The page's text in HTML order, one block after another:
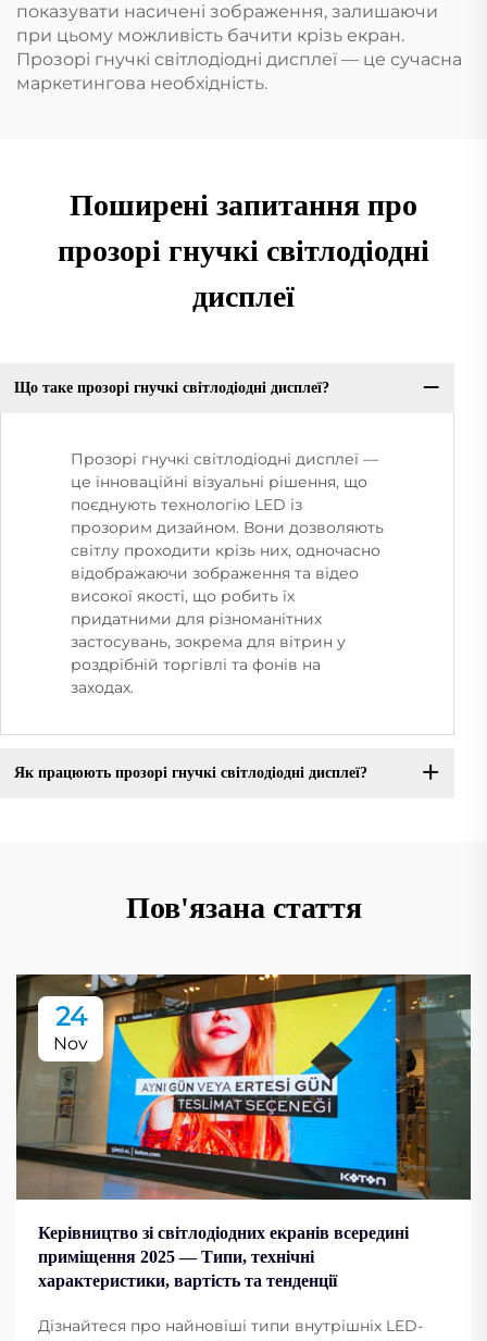
показувати насичені зображення, залишаючи
при цьому можливість бачити крізь екран.
Прозорі гнучкі світлодіодні дисплеї — це сучасна
маркетингова необхідність.
Поширені запитання про
прозорі гнучкі світлодіодні
дисплеї
Що таке прозорі гнучкі світлодіодні дисплеї?
Прозорі гнучкі світлодіодні дисплеї —
це інноваційні візуальні рішення, що
поєднують технологію LED із
прозорим дизайном. Вони дозволяють
світлу проходити крізь них, одночасно
відображаючи зображення та відео
високої якості, що робить їх
придатними для різноманітних
застосувань, зокрема для вітрин у
роздрібній торгівлі та фонів на
заходах.
Як працюють прозорі гнучкі світлодіодні дисплеї?
Пов'язана стаття
24
Nov
Керівництво зі світлодіодних екранів всередині
приміщення 2025 — Типи, технічні
характеристики, вартість та тенденції
Дізнайтеся про найновіші типи внутрішніх LED-